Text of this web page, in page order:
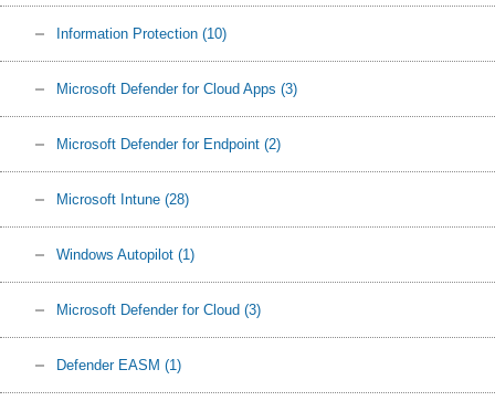
Information Protection (10)
Microsoft Defender for Cloud Apps (3)
Microsoft Defender for Endpoint (2)
Microsoft Intune (28)
Windows Autopilot (1)
Microsoft Defender for Cloud (3)
Defender EASM (1)